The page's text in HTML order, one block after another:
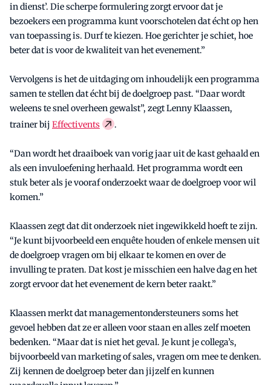
in dienst’. Die scherpe formulering zorgt ervoor dat je
bezoekers een programma kunt voorschotelen dat écht op hen
van toepassing is. Durf te kiezen. Hoe gerichter je schiet, hoe
beter dat is voor de kwaliteit van het evenement.”
Vervolgens is het de uitdaging om inhoudelijk een programma
samen te stellen dat écht bij de doelgroep past. “Daar wordt
weleens te snel overheen gewalst”, zegt Lenny Klaassen,
trainer bij Effectivents .
“Dan wordt het draaiboek van vorig jaar uit de kast gehaald en
als een invuloefening herhaald. Het programma wordt een
stuk beter als je vooraf onderzoekt waar de doelgroep voor wil
komen.”
Klaassen zegt dat dit onderzoek niet ingewikkeld hoeft te zijn.
“Je kunt bijvoorbeeld een enquête houden of enkele mensen uit
de doelgroep vragen om bij elkaar te komen en over de
invulling te praten. Dat kost je misschien een halve dag en het
zorgt ervoor dat het evenement de kern beter raakt.”
Klaassen merkt dat managementondersteuners soms het
gevoel hebben dat ze er alleen voor staan en alles zelf moeten
bedenken. “Maar dat is niet het geval. Je kunt je collega’s,
bijvoorbeeld van marketing of sales, vragen om mee te denken.
Zij kennen de doelgroep beter dan jijzelf en kunnen